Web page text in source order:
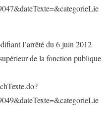
l’arrêté du 6 juin 2012
de la fonction publique